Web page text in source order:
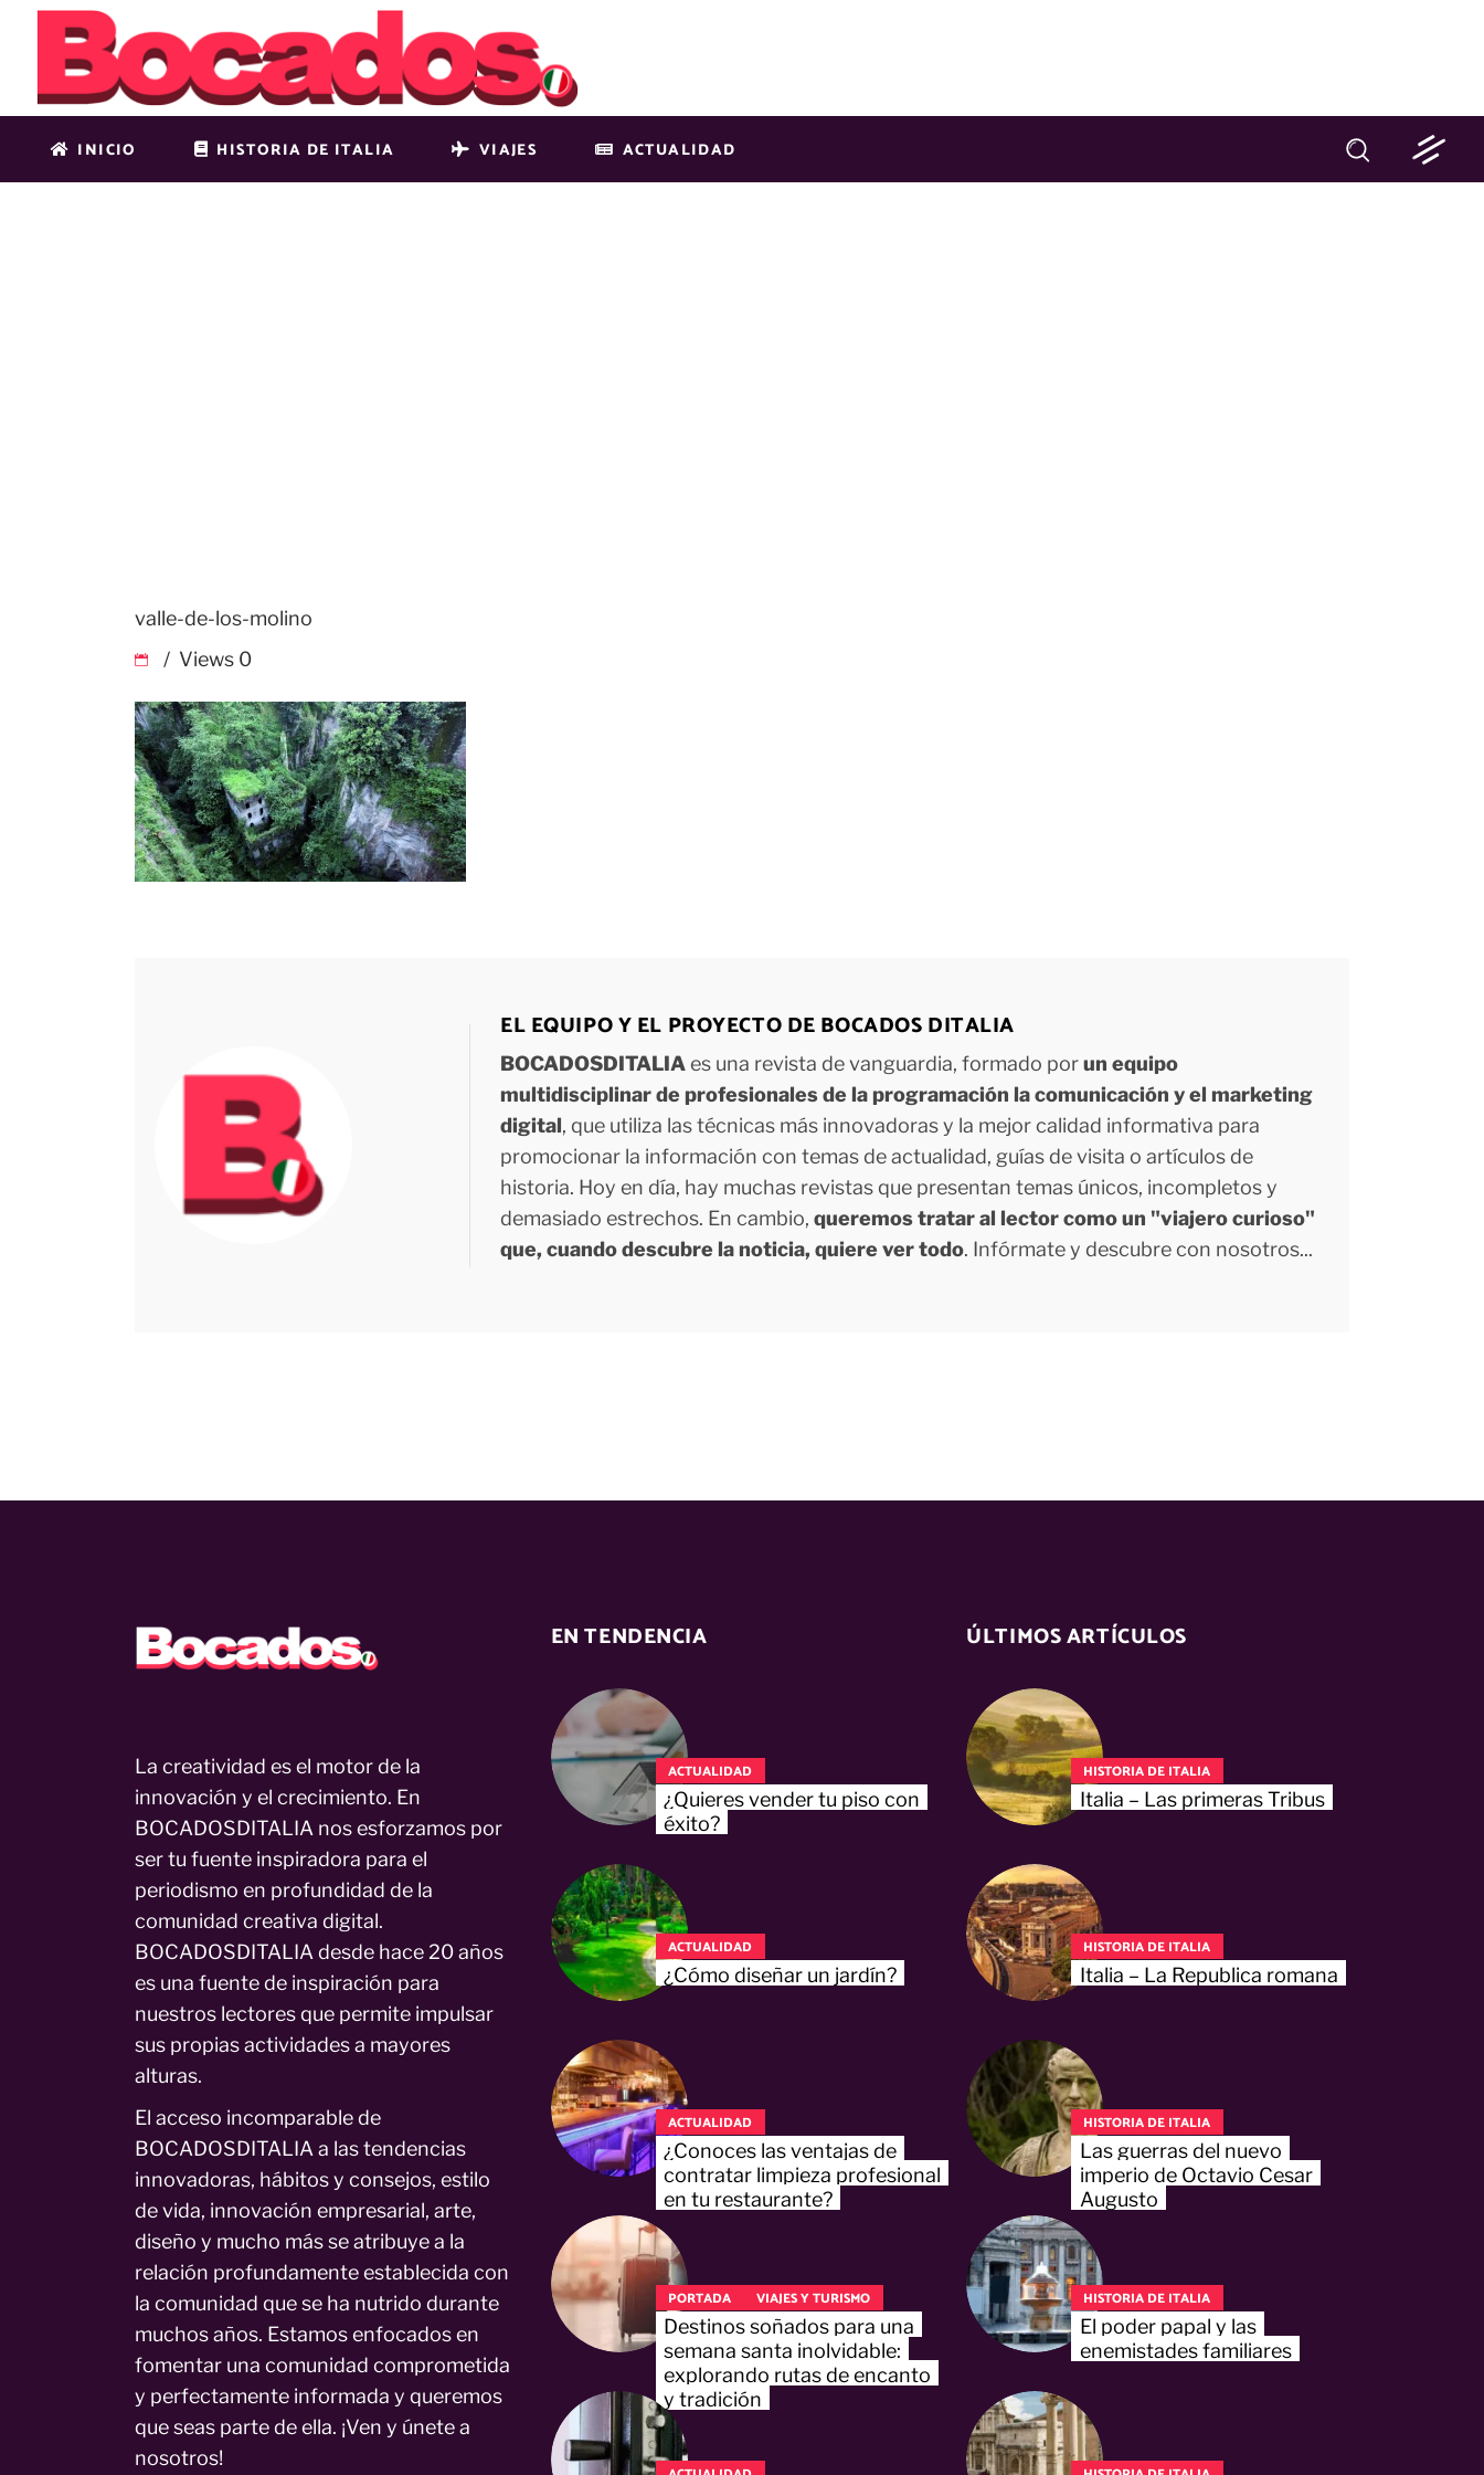
INICIO HISTORIA DE ITALIA VIAJES ACTUALIDAD
valle-de-los-molino
Views 0
EL EQUIPO Y EL PROYECTO DE BOCADOS DITALIA
BOCADOSDITALIAes una revista de vanguardia, formado porun equipo
multidisciplinar de profesionales de la programación la comunicación y el marketing
digital, que utiliza las técnicas más innovadoras y la mejor calidad informativa para
promocionar la información con temas de actualidad, guías de visita o artículos de
historia. Hoy en día, hay muchas revistas que presentan temas únicos, incompletos y
demasiado estrechos. En cambio, queremos tratar al lector como un "viajero curioso"
que, cuando descubre la noticia, quiere ver todo. Infórmate y descubre con nosotros...
La creatividad es el motor de la
innovación y el crecimiento. En
BOCADOSDITALIA nos esforzamos por
ser tu fuente inspiradora para el
periodismo en profundidad de la
comunidad creativa digital.
BOCADOSDITALIA desde hace 20 años
es una fuente de inspiración para
nuestros lectores que permite impulsar
sus propias actividades a mayores
alturas.
El acceso incomparable de
BOCADOSDITALIA a las tendencias
innovadoras, hábitos y consejos, estilo
de vida, innovación empresarial, arte,
diseño y mucho más se atribuye a la
relación profundamente establecida con
la comunidad que se ha nutrido durante
muchos años. Estamos enfocados en
fomentar una comunidad comprometida
y perfectamente informada y queremos
que seas parte de ella. ¡Ven y únete a
nosotros!
EN TENDENCIA
ACTUALIDAD
¿Quieres vender tu piso con
éxito?
ACTUALIDAD
¿Cómo diseñar un jardín?
ACTUALIDAD
¿Conoces las ventajas de
contratar limpieza profesional
en tu restaurante?
PORTADA VIAJES Y TURISMO
Destinos soñados para una
semana santa inolvidable:
explorando rutas de encanto
y tradición
ÚLTIMOS ARTÍCULOS
HISTORIA DE ITALIA
Italia – Las primeras Tribus
HISTORIA DE ITALIA
Italia – La Republica romana
HISTORIA DE ITALIA
Las guerras del nuevo
imperio de Octavio Cesar
Augusto
HISTORIA DE ITALIA
El poder papal y las
enemistades familiares